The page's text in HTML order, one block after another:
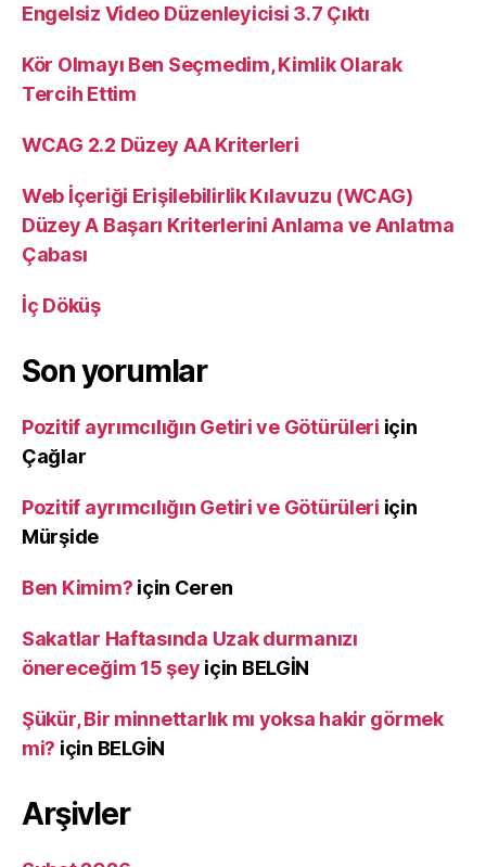
Engelsiz Video Düzenleyicisi 3.7 Çıktı
Kör Olmayı Ben Seçmedim, Kimlik Olarak
Tercih Ettim
WCAG 2.2 Düzey AA Kriterleri
Web İçeriği Erişilebilirlik Kılavuzu (WCAG)
Düzey A Başarı Kriterlerini Anlama ve Anlatma
Çabası
İç Döküş
Son yorumlar
Pozitif ayrımcılığın Getiri ve Götürüleri için
Çağlar
Pozitif ayrımcılığın Getiri ve Götürüleri için
Mürşide
Ben Kimim? için Ceren
Sakatlar Haftasında Uzak durmanızı
önereceğim 15 şey için BELGİN
Şükür, Bir minnettarlık mı yoksa hakir görmek
mi? için BELGİN
Arşivler